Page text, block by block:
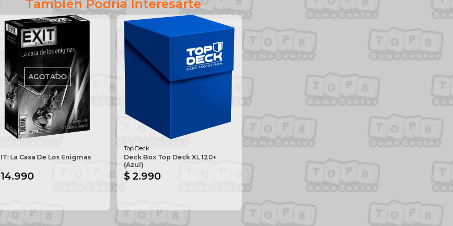
También Podría Interesarte
AGOTADO
La Casa De Los Enigmas
Top Deck
Deck Box Top Deck XL 120+
(Azul)
$ 2.990